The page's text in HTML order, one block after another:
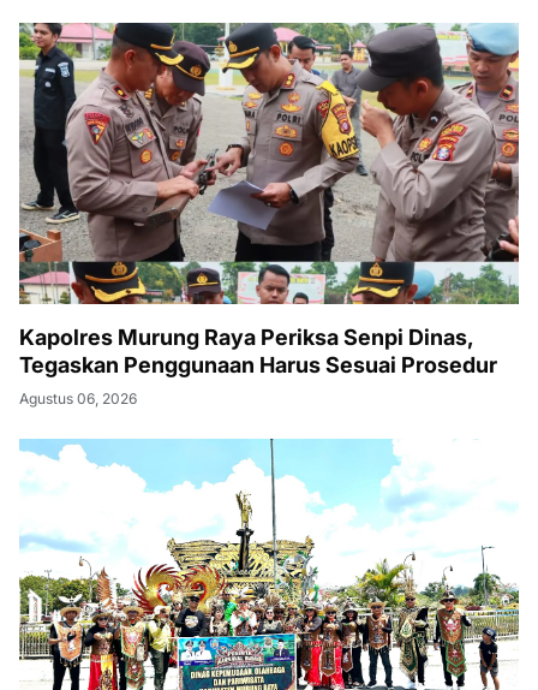
Kapolres Murung Raya Periksa Senpi Dinas,
Tegaskan Penggunaan Harus Sesuai Prosedur
Agustus 06, 2026